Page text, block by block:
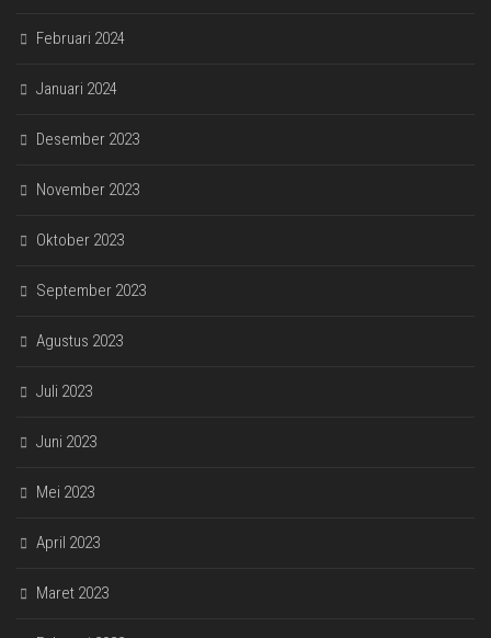
Februari 2024
Januari 2024
Desember 2023
November 2023
Oktober 2023
September 2023
Agustus 2023
Juli 2023
Juni 2023
Mei 2023
April 2023
Maret 2023